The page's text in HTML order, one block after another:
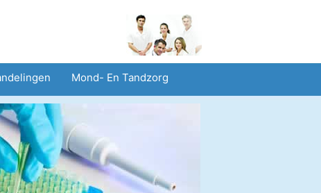
Mond- En Tandzorg
En Veiligheid